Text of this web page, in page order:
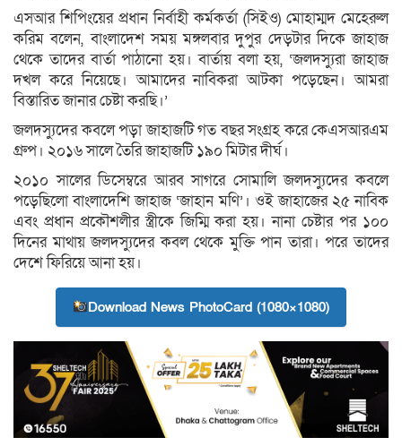
এসআর শিপিংয়ের প্রধান নির্বাহী কর্মকর্তা (সিইও) মোহাম্মদ মেহেরুল
করিম বলেন, বাংলাদেশ সময় মঙ্গলবার দুপুর দেড়টার দিকে জাহাজ
থেকে তাদের বার্তা পাঠানো হয়। বার্তায় বলা হয়, ‘জলদস্যুরা জাহাজ
দখল করে নিয়েছে। আমাদের নাবিকরা আটকা পড়েছেন। আমরা
বিস্তারিত জানার চেষ্টা করছি।’
জলদস্যুদের কবলে পড়া জাহাজটি গত বছর সংগ্রহ করে কেএসআরএম
গ্রুপ। ২০১৬ সালে তৈরি জাহাজটি ১৯০ মিটার দীর্ঘ।
২০১০ সালের ডিসেম্বরে আরব সাগরে সোমালি জলদস্যুদের কবলে
পড়েছিলো বাংলাদেশি জাহাজ ‘জাহান মণি’। ওই জাহাজের ২৫ নাবিক
এবং প্রধান প্রকৌশলীর স্ত্রীকে জিম্মি করা হয়। নানা চেষ্টার পর ১০০
দিনের মাথায় জলদস্যুদের কবল থেকে মুক্তি পান তারা। পরে তাদের
দেশে ফিরিয়ে আনা হয়।
Download News PhotoCard (1080×1080)